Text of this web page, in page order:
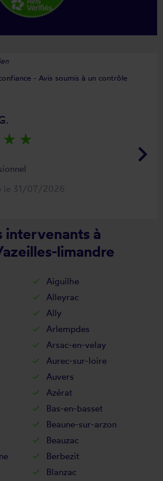
- Avis soumis à un contrôle
keyboard_arrow_right
star_rate star_rate
le 31/07/2026
intervenants à
limandre
Aiguilhe
Alleyrac
Ally
Arlempdes
Arsac-en-velay
Aurec-sur-loire
Auvers
Azérat
Bas-en-basset
Beaune-sur-arzon
Beauzac
Berbezit
Blanzac